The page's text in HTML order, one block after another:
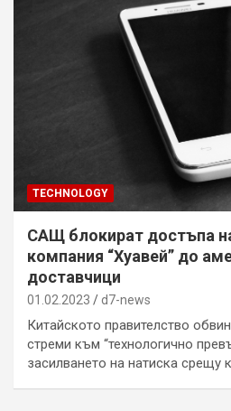
TECHNOLOGY
САЩ блокират достъпа
компания “Хуавей” до
доставчици
01.02.2023 d7-news
Китайското правителство
стреми към “технологично
засилването на натиска срещу